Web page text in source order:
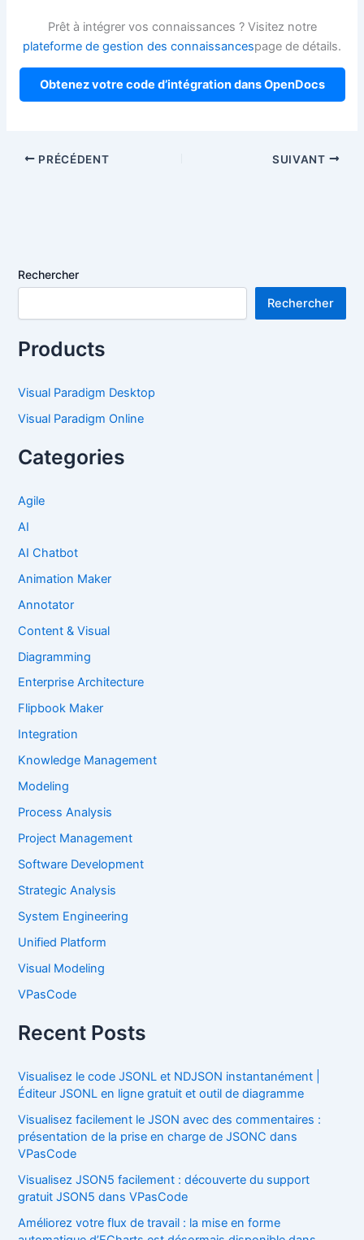
Prêt à intégrer vos connaissances ? Visitez notre
plateforme de gestion des connaissancespage de détails.
Obtenez votre code d’intégration dans OpenDocs
PRÉCÉDENT SUIVANT
Rechercher
Rechercher
Products
Visual Paradigm Desktop
Visual Paradigm Online
Categories
Agile
AI
AI Chatbot
Animation Maker
Annotator
Content & Visual
Diagramming
Enterprise Architecture
Flipbook Maker
Integration
Knowledge Management
Modeling
Process Analysis
Project Management
Software Development
Strategic Analysis
System Engineering
Unified Platform
Visual Modeling
VPasCode
Recent Posts
Visualisez le code JSONL et NDJSON instantanément |
Éditeur JSONL en ligne gratuit et outil de diagramme
Visualisez facilement le JSON avec des commentaires :
présentation de la prise en charge de JSONC dans
VPasCode
Visualisez JSON5 facilement : découverte du support
gratuit JSON5 dans VPasCode
Améliorez votre flux de travail : la mise en forme